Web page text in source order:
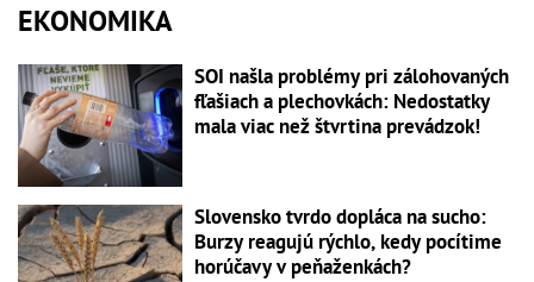
EKONOMIKA
SOI našla problémy pri zálohovaných
fľašiach a plechovkách: Nedostatky
mala viac než štvrtina prevádzok!
Slovensko tvrdo dopláca na sucho:
Burzy reagujú rýchlo, kedy pocítime
horúčavy v peňaženkách?